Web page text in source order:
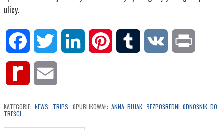
ulicy.
Facebook Twitter LinkedIn Pinterest Tumblr VK
Rediff
KATEGORIE:NEWS TRIPS . OPUBLIKOWAŁ: ANNA BUJAK. BEZPOŚREDNI ODNOŚNIK DO
TREŚCI